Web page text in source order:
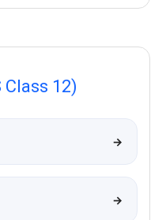
Class 12)
→
→